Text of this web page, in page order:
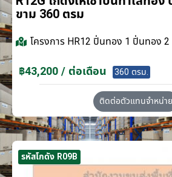
ขาม 360 ตรม
โครงการ HR12 ปิ่นทอง 1 ปิ่นทอง 2
฿43,200 / ต่อเดือน 360 ตรม.
ติดต่อตัวแทนจำหน่าย
รหัสโกดัง R09B